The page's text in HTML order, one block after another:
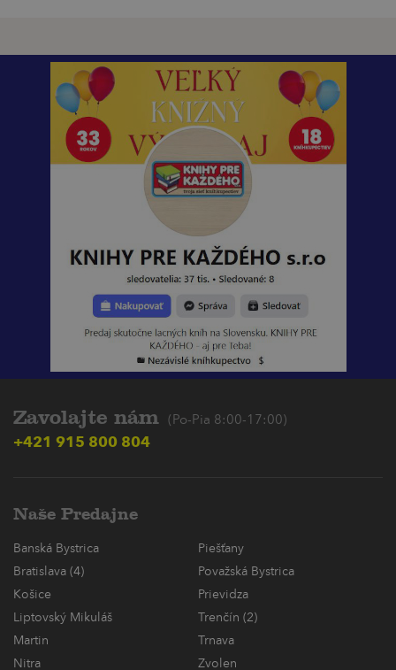
Zavolajte nám (Po-Pia 8:00-17:00)
+421 915 800 804
Naše Predajne
Banská Bystrica
Piešťany
Bratislava (4)
Považská Bystrica
Košice
Prievidza
Liptovský Mikuláš
Trenčín (2)
Martin
Trnava
Nitra
Zvolen